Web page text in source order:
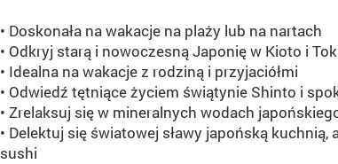
• Doskonała na wakacje na plaży lub na nartach
• Odkryj starą i nowoczesną Japonię w Kioto i
• Idealna na wakacje z rodziną i przyjaciółmi
• Odwiedź tętniące życiem świątynie Shinto i
• Zrelaksuj się w mineralnych wodach
• Delektuj się światowej sławy japońską
sushi